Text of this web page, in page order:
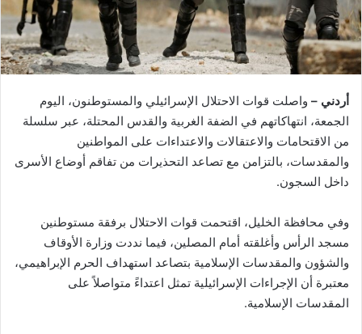
أردني – واصلت قوات الاحتلال الإسرائيلي والمستوطنون، اليوم
الجمعة، انتهاكاتهم في الضفة الغربية والقدس المحتلة، عبر سلسلة
من الاقتحامات والاعتقالات والاعتداءات على المواطنين
والمقدسات، بالتزامن مع تصاعد التحذيرات من تفاقم أوضاع الأسرى
داخل السجون.
وفي محافظة الخليل، اقتحمت قوات الاحتلال برفقة مستوطنين
مسجد الرأس وأغلقته أمام المصلين، فيما نددت وزارة الأوقاف
والشؤون والمقدسات الإسلامية بتصاعد استهداف الحرم الإبراهيمي،
معتبرة أن الإجراءات الإسرائيلية تمثل اعتداءً متواصلاً على
المقدسات الإسلامية.